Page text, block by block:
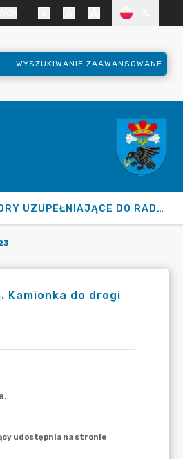
WYSZUKIWANIE ZAAWANSOWANE
WYBORY UZUPEŁNIAJĄCE DO RADY GMINY 2026
Kamionka do drogi